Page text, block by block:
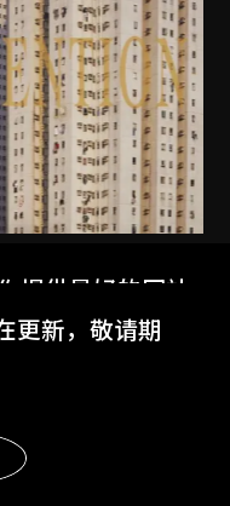
提供最好的网站
更新，敬请期